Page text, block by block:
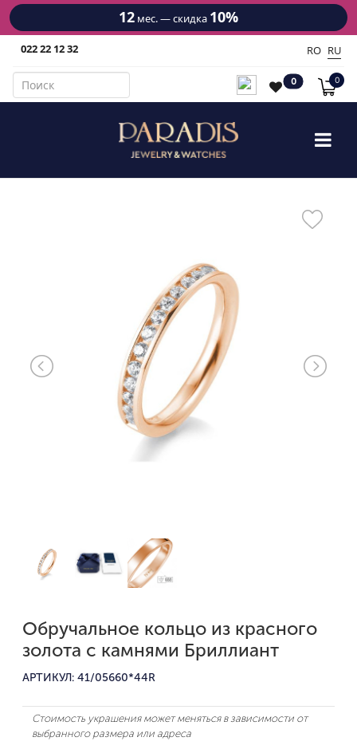
12 мес. — скидка 10%
022 22 12 32 RO RU
0 0
Обручальное кольцо из красного
золота с камнями Бриллиант
АРТИКУЛ: 41/05660*44R
Стоимость украшения может меняться в зависимости от
выбранного размера или адреса